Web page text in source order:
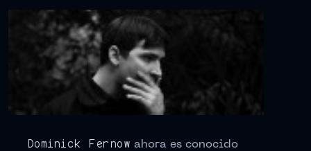
Dominick Fernow ahora es conocido